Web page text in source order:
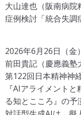
構成・演出）, 培
井筒俊彦：コスモ
論のあいだで－精
議）．imago
鹿島晴雄：
究．「続・精神医
プランニング,
大山達也（阪南病院
症例検討「統合失調
2026年6月26日（金
前田貴記（慶應義塾
第122回日本精神神
『AIアライメント
る知とこころ』の予